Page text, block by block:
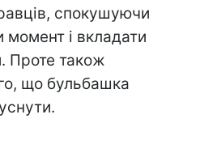
спокушуючи
момент і вкладати
Проте також
що бульбашка